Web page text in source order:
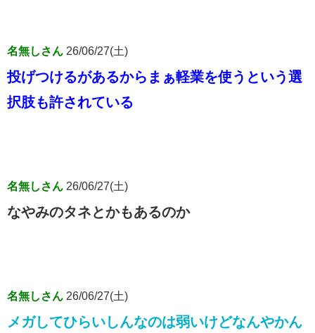
名無しさん 26/06/27(土)
投げつけるがあるからまぁ軽業を使うという選
択肢も許されている
名無しさん 26/06/27(土)
なやみのタネとかもあるのか
名無しさん 26/06/27(土)
メガしてひらいしんなのは弱いけどなんやかん